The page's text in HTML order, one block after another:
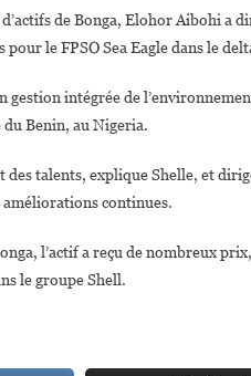
de Bonga, Elohor Aibohi
le FPSO Sea Eagle dans le
intégrée de
du Benin, au Nigeria.
des talents, explique Shelle, et
améliorations continues.
l’actif a reçu de nombreux
le groupe Shell.